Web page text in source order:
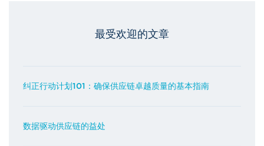
最受欢迎的文章
纠正行动计划101：确保供应链卓越质量的基本指南
数据驱动供应链的益处